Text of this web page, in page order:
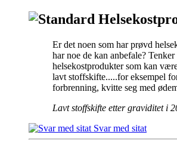
Er det noen som har prøvd
har noe de kan anbefale? Tenker
helsekostprodukter som kan
lavt stoffskifte.....for eksempel
forbrenning, kvitte seg med
Lavt stoffskifte etter graviditet i
Svar med sitat